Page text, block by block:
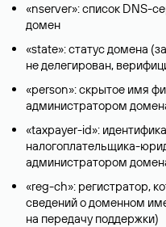
«nserver»: список DNS-
домен
«state»: статус домена
не делегирован,
«person»: скрытое имя
администратором
«taxpayer-id»:
налогоплательщика-
администратором
«reg-ch»: регистратор,
сведений о доменном
на передачу поддержки)